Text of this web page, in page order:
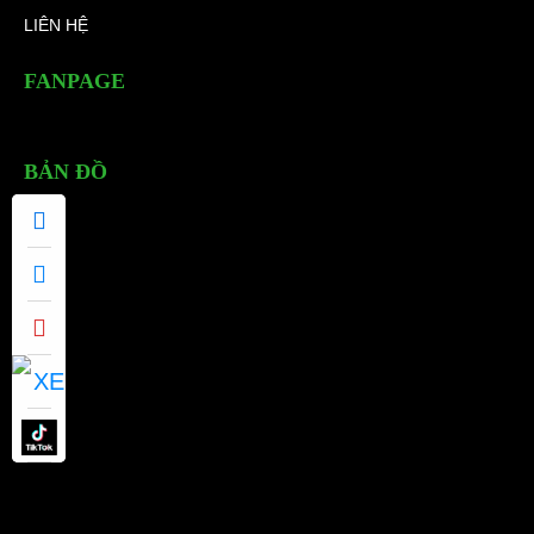
LIÊN HỆ
FANPAGE
BẢN ĐỒ